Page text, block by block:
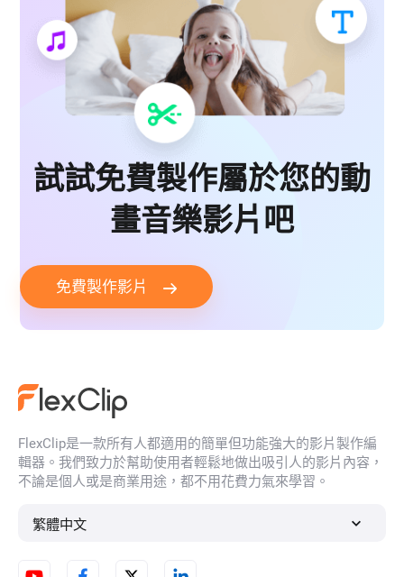
試試免費製作屬於您的動
畫音樂影片吧
免費製作影片
FlexClip是一款所有人都適用的簡單但功能強大的影片製作編
輯器。我們致力於幫助使用者輕鬆地做出吸引人的影片內容，
不論是個人或是商業用途，都不用花費力氣來學習。
繁體中文